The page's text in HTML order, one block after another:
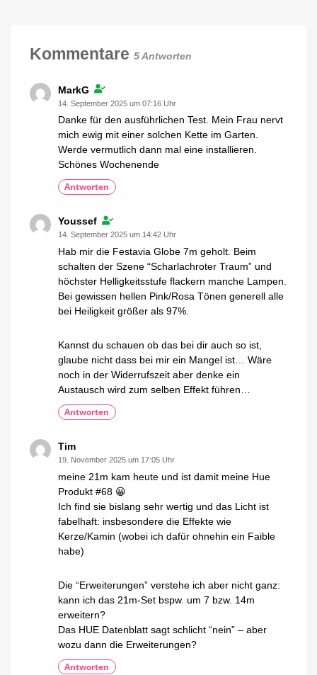
Smarte
Kommentare 5 Antworten
MarkG
14. September 2025 um 07:16 Uhr
Danke für den ausführlichen Test. Mein Frau nervt
mich ewig mit einer solchen Kette im Garten.
Werde vermutlich dann mal eine installieren.
Schönes Wochenende
Antworten
Youssef
14. September 2025 um 14:42 Uhr
Hab mir die Festavia Globe 7m geholt. Beim
schalten der Szene “Scharlachroter Traum” und
höchster Helligkeitsstufe flackern manche Lampen.
Bei gewissen hellen Pink/Rosa Tönen generell alle
bei Heiligkeit größer als 97%.
Kannst du schauen ob das bei dir auch so ist,
glaube nicht dass bei mir ein Mangel ist… Wäre
noch in der Widerrufszeit aber denke ein
Austausch wird zum selben Effekt führen…
Antworten
Tim
19. November 2025 um 17:05 Uhr
meine 21m kam heute und ist damit meine Hue
Produkt #68 😀
Ich find sie bislang sehr wertig und das Licht ist
fabelhaft: insbesondere die Effekte wie
Kerze/Kamin (wobei ich dafür ohnehin ein Faible
habe)
Die “Erweiterungen” verstehe ich aber nicht ganz:
kann ich das 21m-Set bspw. um 7 bzw. 14m
erweitern?
Das HUE Datenblatt sagt schlicht “nein” – aber
wozu dann die Erweiterungen?
Antworten